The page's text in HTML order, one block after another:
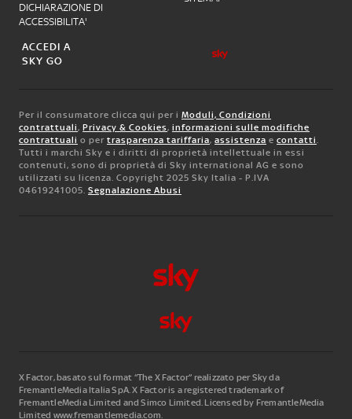
DICHIARAZIONE DI
ACCESSIBILITA'
ACCEDI A
SKY GO
Per il consumatore clicca qui per i Moduli, Condizioni
contrattuali, Privacy & Cookies, informazioni sulle modifiche
contrattuali o per trasparenza tariffaria, assistenza e contatti.
Tutti i marchi Sky e i diritti di proprietà intellettuale in essi
contenuti, sono di proprietà di Sky international AG e sono
utilizzati su licenza. Copyright 2025 Sky Italia - P.IVA
04619241005. Segnalazione Abusi
X Factor, basato sul format “The X Factor” realizzato per Sky da
FremantleMedia Italia SpA.X Factor is a registered trademark of
FremantleMedia Limited and Simco Limited. Licensed by FremantleMedia
Limited www.fremantlemedia.com.